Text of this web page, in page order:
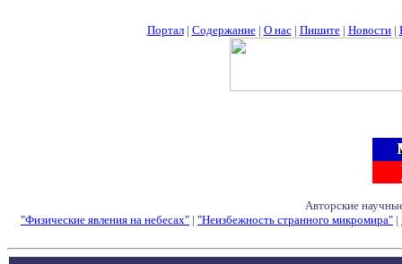
Портал| Содержание| О нас| Пишите| Новости|
Авторские
"Физические явления на небесах" | "Неизбежность странного микромира" |